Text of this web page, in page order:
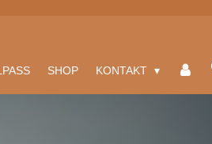
SHOP KONTAKT